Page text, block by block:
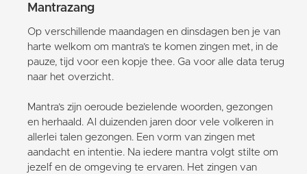
Mantrazang
Op verschillende maandagen en dinsdagen ben je van
harte welkom om mantra’s te komen zingen met, in de
pauze, tijd voor een kopje thee. Ga voor alle data terug
naar het overzicht.
Mantra’s zijn oeroude bezielende woorden, gezongen
en herhaald. Al duizenden jaren door vele volkeren in
allerlei talen gezongen. Een vorm van zingen met
aandacht en intentie. Na iedere mantra volgt stilte om
jezelf en de omgeving te ervaren. Het zingen van